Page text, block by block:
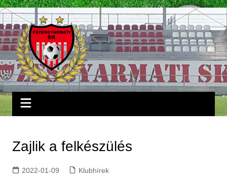
Skip
to
content
Zajlik a felkészülés
2022-01-09 Klubhírek